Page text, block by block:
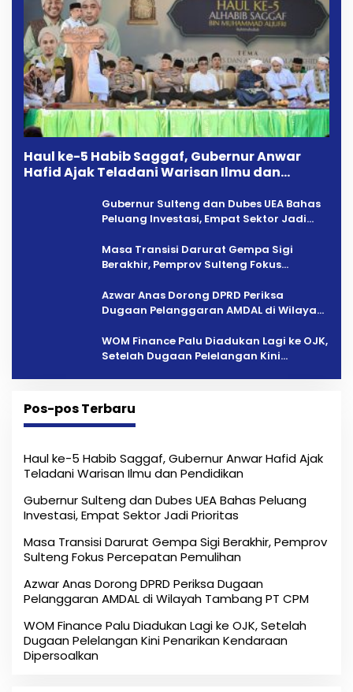
Haul ke-5 Habib Saggaf, Gubernur Anwar
Hafid Ajak Teladani Warisan Ilmu dan
Gubernur Sulteng dan Dubes UEA Bahas
Peluang Investasi, Empat Sektor Jadi
Masa Transisi Darurat Gempa Sigi
Berakhir, Pemprov Sulteng Fokus
Azwar Anas Dorong DPRD Periksa
Dugaan Pelanggaran AMDAL di Wilayah
‎WOM Finance Palu Diadukan Lagi ke OJK,
Setelah Dugaan Pelelangan Kini
Pos-pos Terbaru
Haul ke-5 Habib Saggaf, Gubernur Anwar Hafid Ajak
Teladani Warisan Ilmu dan Pendidikan
Gubernur Sulteng dan Dubes UEA Bahas Peluang
Investasi, Empat Sektor Jadi Prioritas
Masa Transisi Darurat Gempa Sigi Berakhir, Pemprov
Sulteng Fokus Percepatan Pemulihan
Azwar Anas Dorong DPRD Periksa Dugaan
Pelanggaran AMDAL di Wilayah Tambang PT CPM
‎WOM Finance Palu Diadukan Lagi ke OJK, Setelah
Dugaan Pelelangan Kini Penarikan Kendaraan
Dipersoalkan ‎